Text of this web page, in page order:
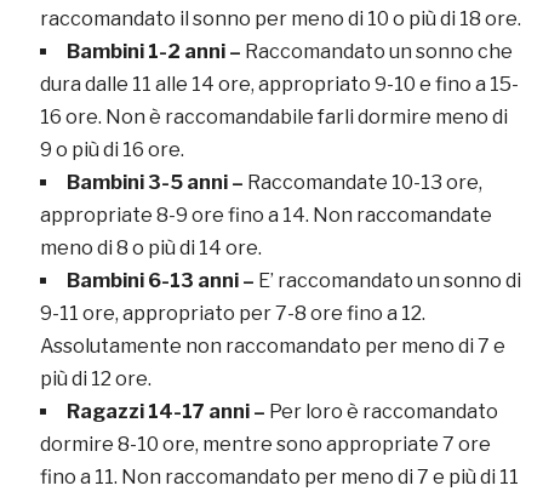
raccomandato il sonno per meno di 10 o più di 18 ore.
Bambini 1-2 anni – Raccomandato un sonno che
dura dalle 11 alle 14 ore, appropriato 9-10 e fino a 15-
16 ore. Non è raccomandabile farli dormire meno di
9 o più di 16 ore.
Bambini 3-5 anni – Raccomandate 10-13 ore,
appropriate 8-9 ore fino a 14. Non raccomandate
meno di 8 o più di 14 ore.
Bambini 6-13 anni – E’ raccomandato un sonno di
9-11 ore, appropriato per 7-8 ore fino a 12.
Assolutamente non raccomandato per meno di 7 e
più di 12 ore.
Ragazzi 14-17 anni – Per loro è raccomandato
dormire 8-10 ore, mentre sono appropriate 7 ore
fino a 11. Non raccomandato per meno di 7 e più di 11